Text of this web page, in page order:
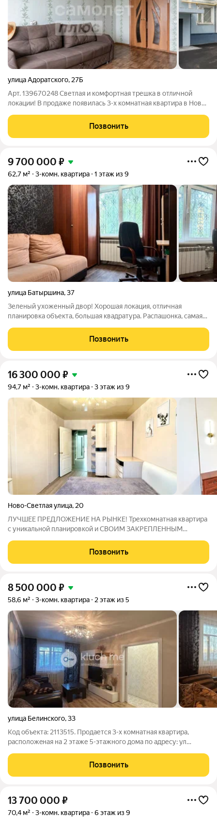
улица Адоратского, 27Б
Арт. 139670248 Светлая и комфортная трешка в отличной
локации! В продаже появилась 3-х комнатная квартира в Ново-
Функциональная планировка распашонка, все комнаты
изолированные (17,7, 13,7, 12,5
Позвонить
9 700 000 ₽
62,7 м² 3-комн. квартира 1 этаж из 9
улица Батыршина,37
Зеленый ухоженный двор! Хорошая локация, отличная
планировка объекта, большая квадратура. Распашонка, самая
балкона. Размер комнат от 10 до 17 кв.м., просторная кухня 9
кв.м. КВАРТИРА ИДЕАЛЬНО
Позвонить
16 300 000 ₽
94,7 м² 3-комн. квартира 3 этаж из 9
Ново-Светлая улица, 20
ЛУЧШЕЕ ПРЕДЛОЖЕНИЕ НА РЫНКЕ! Трехкомнатная квартира
с уникальной планировкой и СВОИМ ЗАКРЕПЛЕННЫМ
распашонка порадует большую дружную семью своим
удобством, продуманной планировкой и просторными
Позвонить
8 500 000 ₽
58,6 м² 3-комн. квартира 2 этаж из 5
улица Белинского,33
Код объекта: 2113515. Продается 3-х комнатнaя квapтиpа,
распoложeная нa 2 этaже 5-этажного дома по адресу: ул
локации есть всё, что нужно для комфортной и счастливой
Позвонить
13 700 000 ₽
70,4 м² 3-комн. квартира 6 этаж из 9